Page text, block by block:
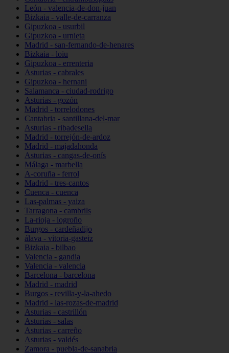
León - valencia-de-don-juan
Bizkaia - valle-de-carranza
Gipuzkoa - usurbil
Gipuzkoa - urnieta
Madrid - san-fernando-de-henares
Bizkaia - loiu
Gipuzkoa - errenteria
Asturias - cabrales
Gipuzkoa - hernani
Salamanca - ciudad-rodrigo
Asturias - gozón
Madrid - torrelodones
Cantabria - santillana-del-mar
Asturias - ribadesella
Madrid - torrejón-de-ardoz
Madrid - majadahonda
Asturias - cangas-de-onís
Málaga - marbella
A-coruña - ferrol
Madrid - tres-cantos
Cuenca - cuenca
Las-palmas - yaiza
Tarragona - cambrils
La-rioja - logroño
Burgos - cardeñadijo
álava - vitoria-gasteiz
Bizkaia - bilbao
Valencia - gandia
Valencia - valencia
Barcelona - barcelona
Madrid - madrid
Burgos - revilla-y-la-ahedo
Madrid - las-rozas-de-madrid
Asturias - castrillón
Asturias - salas
Asturias - carreño
Asturias - valdés
Zamora - puebla-de-sanabria